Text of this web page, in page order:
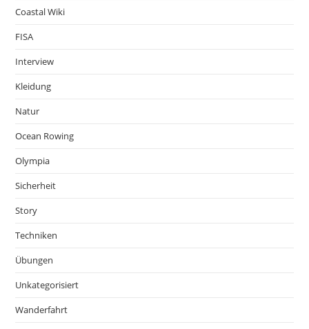
Coastal Wiki
FISA
Interview
Kleidung
Natur
Ocean Rowing
Olympia
Sicherheit
Story
Techniken
Übungen
Unkategorisiert
Wanderfahrt